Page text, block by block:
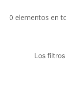
0 elementos en
Los